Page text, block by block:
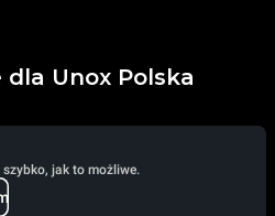
Unox Polska
jak to możliwe.